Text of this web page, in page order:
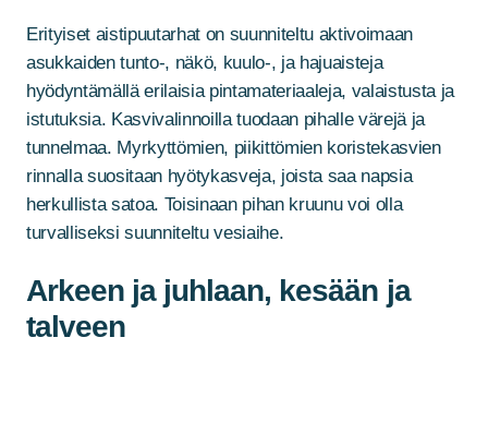
Erityiset aistipuutarhat on suunniteltu aktivoimaan
asukkaiden tunto-, näkö, kuulo-, ja hajuaisteja
hyödyntämällä erilaisia pintamateriaaleja, valaistusta ja
istutuksia. Kasvivalinnoilla tuodaan pihalle värejä ja
tunnelmaa. Myrkyttömien, piikittömien koristekasvien
rinnalla suositaan hyötykasveja, joista saa napsia
herkullista satoa. Toisinaan pihan kruunu voi olla
turvalliseksi suunniteltu vesiaihe.
Arkeen ja juhlaan, kesään ja
talveen